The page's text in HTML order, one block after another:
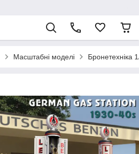
Масштабні моделі Бронетехніка